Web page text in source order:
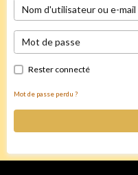
Rester connecté
Mot de passe perdu ?